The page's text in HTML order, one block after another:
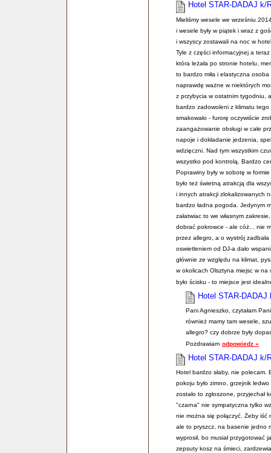
Hotel STAR-DADAJ k/
Mieliśmy wesele we wrześniu
i wesele były w piątek i wraz z
i wszyscy zostawali na noc w
Tyle z części informacyjnej a
która leżała po stronie hotelu,
to bardzo miła i elastyczna
naprawdę ważne w niektórych
z przybycia w ostatnim tygodniu,
bardzo zadowoleni z klimatu tego
smakowało - furorę oczywiście
zaangażowanie obsługi w całe
napoje i dokładanie jedzenia,
wdzięczni. Nad tym wszystkim
wszystko pod kontrolą. Bardzo
Poprawiny były w sobotę w
było też świetną atrakcją dla
i innych atrakcji zlokalizowanych
bardzo ładna pogoda. Jedynym
załatwiac to we własnym
dobrać pokrowce - ale cóż... nie
przez allegro, a o wystrój
oswietleniem od DJ-a dało
głównie ze względu na klimat,
w okolicach Olsztyna miejsc w
było ścisku - to miejsce jest
Hotel STAR-DADAJ
Pani Agnieszko, czytałam
również mamy tam wesele,
allegro? czy dobrze były
Pozdrawiam odpowiedz »
Hotel STAR-DADAJ k/
Hotel bardzo słaby, nie polecam.
pokoju było zimno, grzejnik
zostało to zgłoszone,
"czarna" nie sympatyczna tylko
nie można się połączyć. Żeby
ale to pryszcz, na basenie jedno
wyprosił, bo musiał
zepsuty kosz na śmieci,